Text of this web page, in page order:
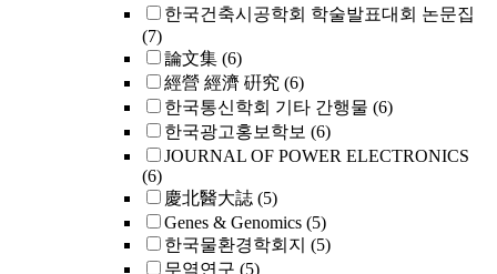
한국건축시공학회 학술발표대회 논문집
(7)
論文集 (6)
經營 經濟 硏究 (6)
한국통신학회 기타 간행물 (6)
한국광고홍보학보 (6)
JOURNAL OF POWER ELECTRONICS
(6)
慶北醫大誌 (5)
Genes & Genomics (5)
한국물환경학회지 (5)
무역연구 (5)